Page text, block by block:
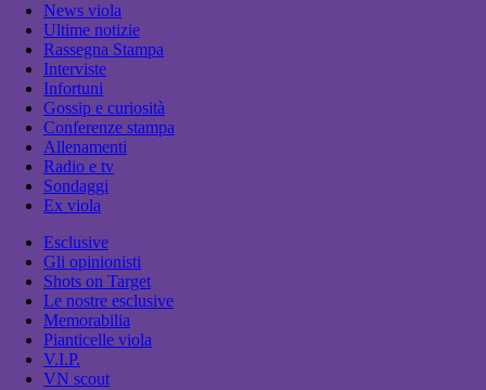
News viola
Ultime notizie
Rassegna Stampa
Interviste
Infortuni
Gossip e curiosità
Conferenze stampa
Allenamenti
Radio e tv
Sondaggi
Ex viola
Esclusive
Gli opinionisti
Shots on Target
Le nostre esclusive
Memorabilia
Pianticelle viola
V.I.P.
VN scout